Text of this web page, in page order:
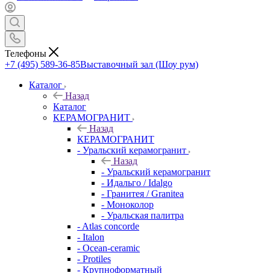
Телефоны
+7 (495) 589-36-85Выставочный зал (Шоу рум)
Каталог
Назад
Каталог
КЕРАМОГРАНИТ
Назад
КЕРАМОГРАНИТ
- Уральский керамогранит
Назад
- Уральский керамогранит
- Идальго / Idalgo
- Гранитея / Granitea
- Моноколор
- Уральская палитра
- Atlas concorde
- Italon
- Ocean-ceramic
- Protiles
- Крупноформатный